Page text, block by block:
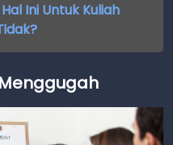
Ini Untuk Kuliah